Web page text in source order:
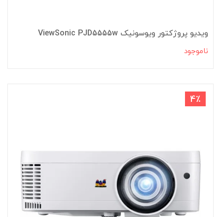
ویدیو پروژکتور ویوسونیک ViewSonic PJD5555w
ناموجود
4٪